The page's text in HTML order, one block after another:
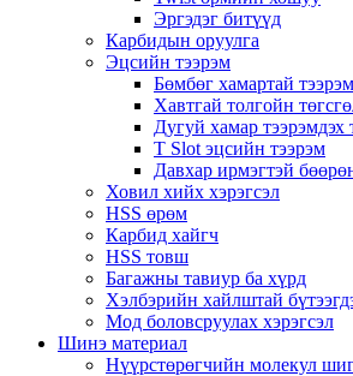
Эргэдэг битүүд
Карбидын оруулга
Эцсийн тээрэм
Бөмбөг хамартай тээрэм
Хавтгай толгойн
Дугуй хамар тээрэмдэх
T Slot эцсийн тээрэм
Давхар ирмэгтэй
Ховил хийх хэрэгсэл
HSS өрөм
Карбид хайгч
HSS товш
Багажны тавиур ба хүрд
Хэлбэрийн хайлштай
Мод боловсруулах хэрэгсэл
Шинэ материал
Нүүрстөрөгчийн молекул